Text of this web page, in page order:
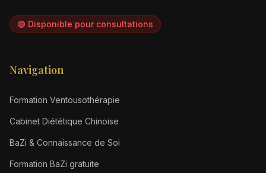
🟢 Disponible pour consultations
Navigation
Formation Ventousothérapie
Cabinet Diététique Chinoise
BaZi & Connaissance de Soi
Formation BaZi gratuite